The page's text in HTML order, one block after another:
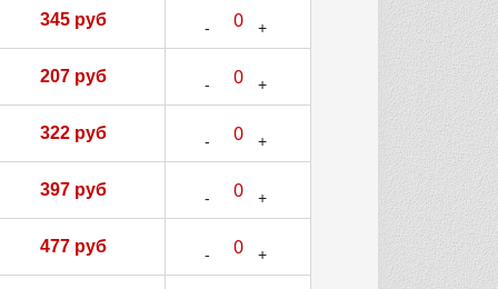
345 руб
207 руб
322 руб
397 руб
477 руб